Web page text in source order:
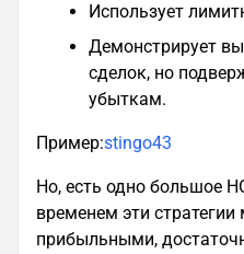
Использует
Демонстрирует
сделок, но
убыткам.
Пример:stingo43
Но, есть одно большое
временем эти стратегии
прибыльными,